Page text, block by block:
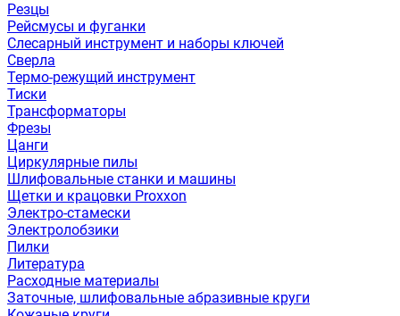
Резцы
Рейсмусы и фуганки
Слесарный инструмент и наборы ключей
Сверла
Термо-режущий инструмент
Тиски
Трансформаторы
Фрезы
Цанги
Циркулярные пилы
Шлифовальные станки и машины
Щетки и крацовки Proxxon
Электро-стамески
Электролобзики
Пилки
Литература
Расходные материалы
Заточные, шлифовальные абразивные круги